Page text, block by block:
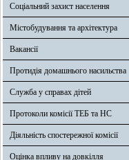
Соціальний захист населення
Містобудування та архітектура
Вакансії
Протидія домашнього насильства
Служба у справах дітей
Протоколи комісії ТЕБ та НС
Діяльність спостережної комісії
Оцінка впливу на довкілля